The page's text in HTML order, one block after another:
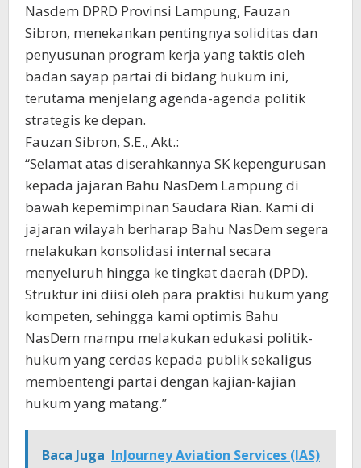
Nasdem DPRD Provinsi Lampung, Fauzan
Sibron, menekankan pentingnya soliditas dan
penyusunan program kerja yang taktis oleh
badan sayap partai di bidang hukum ini,
terutama menjelang agenda-agenda politik
strategis ke depan.
​Fauzan Sibron, S.E., Akt.:
“Selamat atas diserahkannya SK kepengurusan
kepada jajaran Bahu NasDem Lampung di
bawah kepemimpinan Saudara Rian. Kami di
jajaran wilayah berharap Bahu NasDem segera
melakukan konsolidasi internal secara
menyeluruh hingga ke tingkat daerah (DPD).
Struktur ini diisi oleh para praktisi hukum yang
kompeten, sehingga kami optimis Bahu
NasDem mampu melakukan edukasi politik-
hukum yang cerdas kepada publik sekaligus
membentengi partai dengan kajian-kajian
hukum yang matang.”
Baca Juga InJourney Aviation Services (IAS)